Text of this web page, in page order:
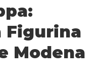
:
Figurina
Modena